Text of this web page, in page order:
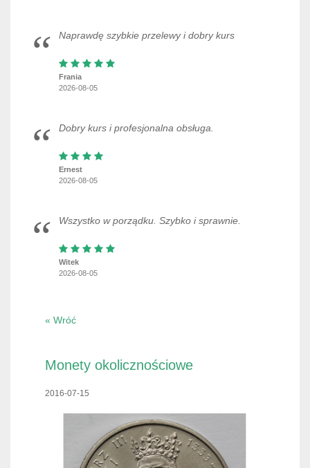
Naprawdę szybkie przelewy i dobry kurs
Frania
2026-08-05
Dobry kurs i profesjonalna obsługa.
Ernest
2026-08-05
Wszystko w porządku. Szybko i sprawnie.
Witek
2026-08-05
« Wróć
Monety okolicznościowe
2016-07-15